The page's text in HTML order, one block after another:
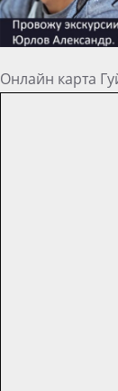
Онлайн карта